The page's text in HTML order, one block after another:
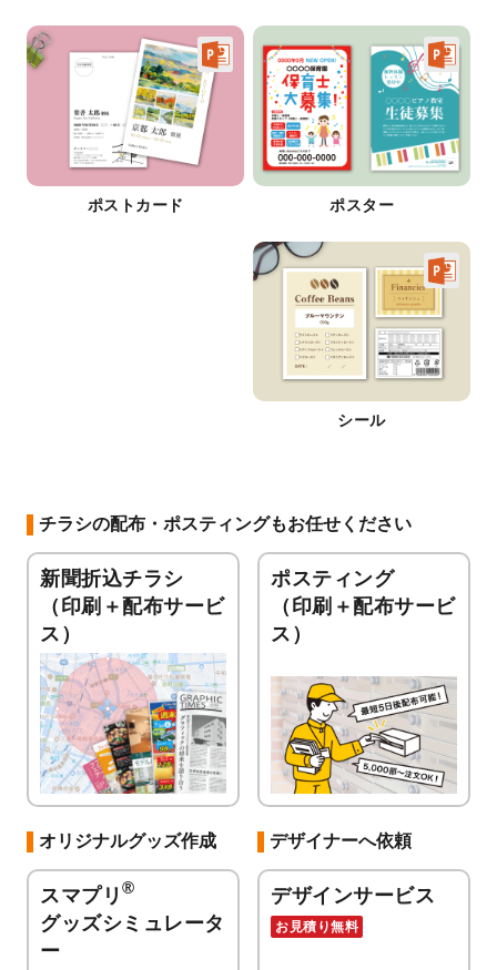
ポストカード ポスター
シール
チラシの配布・ポスティングもお任せください
新聞折込チラシ
（印刷＋配布サービ
ス）
ポスティング
（印刷＋配布サービ
ス）
オリジナルグッズ作成
スマプリ ®
グッズシミュレータ
ー
デザイナーへ依頼
デザインサービス
お見積り無料